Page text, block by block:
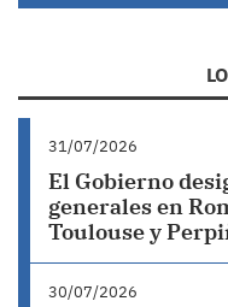
31/07/2026
El Gobierno
generales en
Toulouse y
30/07/2026